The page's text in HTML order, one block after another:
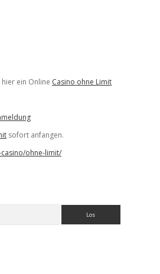
ein Online Casino ohne Limit
sofort anfangen.
ohne-limit/